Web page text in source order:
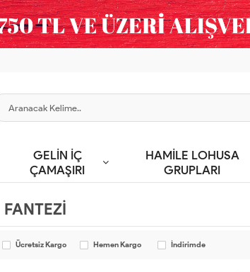
GELİN İÇ
ÇAMAŞIRI
HAMİLE LOHUSA
GRUPLARI
FANTEZİ
Ücretsiz Kargo Hemen Kargo İndirimde